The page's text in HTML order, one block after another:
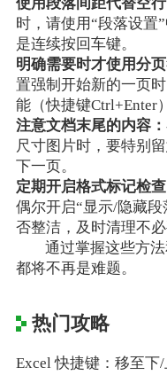
使用段落间距代替空行
时，请使用“段落设置
是连续按回车键。
明确需要时才使用分页
置强制开始新的一页
能（快捷键Ctrl+Enter
注意文档末尾的内容：
尺寸图片时，要特别
下一页。
定期开启格式标记检查
偶尔开启“显示/隐藏
否整洁，及时清理不必
通过掌握这些方
都将不再是难题。
热门攻略
Excel 快捷键：移至下